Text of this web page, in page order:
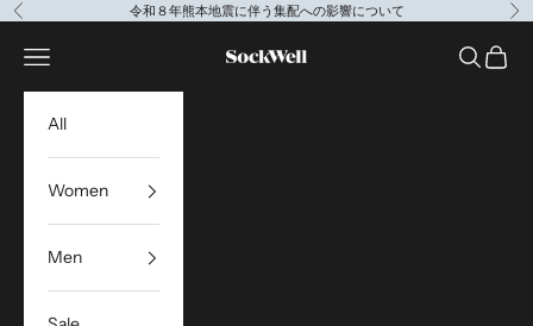
コンテンツへスキップ
前へ 令和８年熊本地震に伴う集配への影響について 次
Sockwell Japan
メニューを開く 検索を開
カー
All
Women
Men